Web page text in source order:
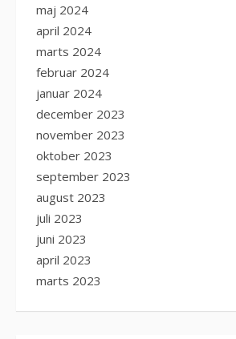
maj 2024
april 2024
marts 2024
februar 2024
januar 2024
december 2023
november 2023
oktober 2023
september 2023
august 2023
juli 2023
juni 2023
april 2023
marts 2023